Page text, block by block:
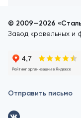
© 2009—2026
Завод кровельных и
Отправить письмо